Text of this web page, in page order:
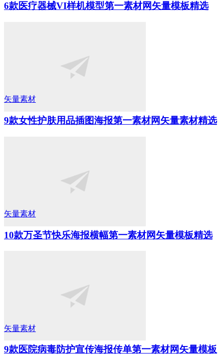
6款医疗器械VI样机模型第一素材网矢量模板精选
矢量素材
9款女性护肤用品插图海报第一素材网矢量素材精选
矢量素材
10款万圣节快乐海报横幅第一素材网矢量模板精选
矢量素材
9款医院病毒防护宣传海报传单第一素材网矢量模板